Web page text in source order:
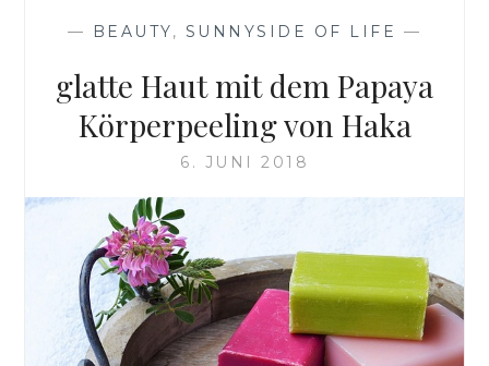
— BEAUTY, SUNNYSIDE OF LIFE —
glatte Haut mit dem Papaya
Körperpeeling von Haka
6. JUNI 2018